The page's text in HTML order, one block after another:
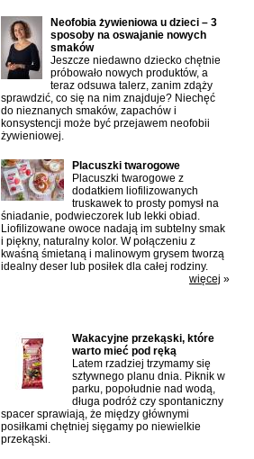
Neofobia żywieniowa u dzieci – 3
sposoby na oswajanie nowych
smaków
Jeszcze niedawno dziecko chętnie
próbowało nowych produktów, a
teraz odsuwa talerz, zanim zdąży
sprawdzić, co się na nim znajduje? Niechęć
do nieznanych smaków, zapachów i
konsystencji może być przejawem neofobii
żywieniowej.
Placuszki twarogowe
Placuszki twarogowe z
dodatkiem liofilizowanych
truskawek to prosty pomysł na
śniadanie, podwieczorek lub lekki obiad.
Liofilizowane owoce nadają im subtelny smak
i piękny, naturalny kolor. W połączeniu z
kwaśną śmietaną i malinowym grysem tworzą
idealny deser lub posiłek dla całej rodziny.
więcej »
Wakacyjne przekąski, które
warto mieć pod ręką
Latem rzadziej trzymamy się
sztywnego planu dnia. Piknik w
parku, popołudnie nad wodą,
długa podróż czy spontaniczny
spacer sprawiają, że między głównymi
posiłkami chętniej sięgamy po niewielkie
przekąski.